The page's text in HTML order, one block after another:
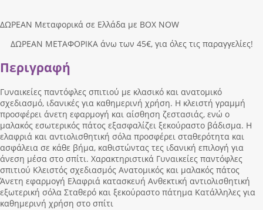
ΔΩΡΕΑΝ Μεταφορικά σε Ελλάδα με BOX NOW
ΔΩΡΕΑΝ ΜΕΤΑΦΟΡΙΚΑ άνω των 45€, για όλες τις παραγγελίες!
Περιγραφή
Γυναικείες παντόφλες σπιτιού με κλασικό και ανατομικό
σχεδιασμό, ιδανικές για καθημερινή χρήση. Η κλειστή γραμμή
προσφέρει άνετη εφαρμογή και αίσθηση ζεστασιάς, ενώ ο
μαλακός εσωτερικός πάτος εξασφαλίζει ξεκούραστο βάδισμα. Η
ελαφριά και αντιολισθητική σόλα προσφέρει σταθερότητα και
ασφάλεια σε κάθε βήμα, καθιστώντας τες ιδανική επιλογή για
άνεση μέσα στο σπίτι. Χαρακτηριστικά Γυναικείες παντόφλες
σπιτιού Κλειστός σχεδιασμός Ανατομικός και μαλακός πάτος
Άνετη εφαρμογή Ελαφριά κατασκευή Ανθεκτική αντιολισθητική
εξωτερική σόλα Σταθερό και ξεκούραστο πάτημα Κατάλληλες για
καθημερινή χρήση στο σπίτι